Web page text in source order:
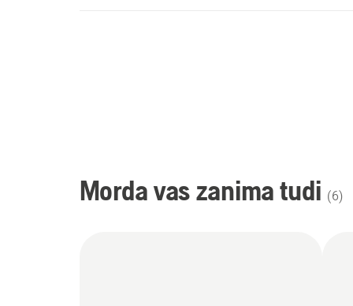
Morda vas zanima tudi (6)